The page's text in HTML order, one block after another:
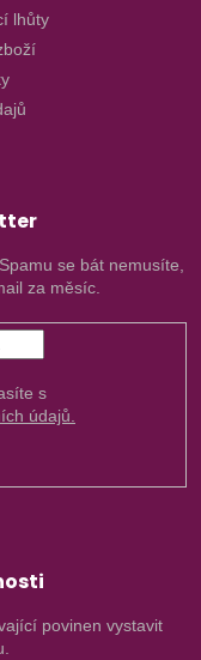
lhůty
se bát nemusíte,
za měsíc.
údajů.
povinen vystavit